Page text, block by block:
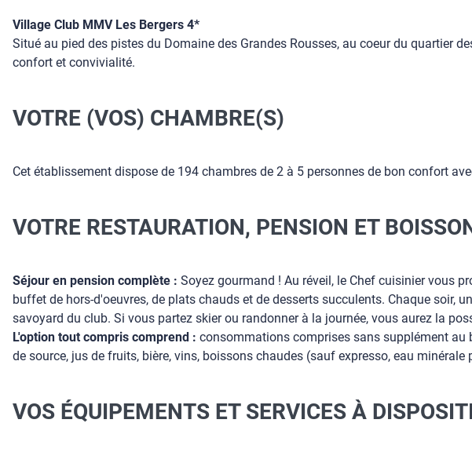
Village Club MMV Les Bergers 4*
Situé au pied des pistes du Domaine des Grandes Rousses, au coeur du quartier
confort et convivialité.
VOTRE (VOS) CHAMBRE(S)
Cet établissement dispose de 194 chambres de 2 à 5 personnes de bon confort
VOTRE RESTAURATION, PENSION ET
Séjour en pension complète : Soyez gourmand ! Au réveil, le Chef cuisinier vous
buffet de hors-d'oeuvres, de plats chauds et de desserts succulents. Chaque soir,
savoyard du club. Si vous partez skier ou randonner à la journée, vous aurez la
L'option tout compris comprend : consommations comprises sans supplément au
de source, jus de fruits, bière, vins, boissons chaudes (sauf expresso, eau
VOS ÉQUIPEMENTS ET SERVICES À